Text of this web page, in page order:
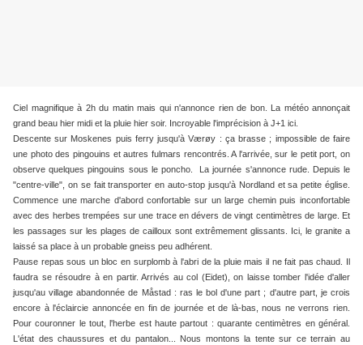
Ciel magnifique à 2h du matin mais qui n'annonce rien de bon. La météo annonçait
grand beau hier midi et la pluie hier soir. Incroyable l'imprécision à J+1 ici.
Descente sur Moskenes puis ferry jusqu'à Værøy : ça brasse ; impossible de faire
une photo des pingouins et autres fulmars rencontrés. A l'arrivée, sur le petit port, on
observe quelques pingouins sous le poncho. La journée s'annonce rude. Depuis le
"centre-ville", on se fait transporter en auto-stop jusqu'à Nordland et sa petite église.
Commence une marche d'abord confortable sur un large chemin puis inconfortable
avec des herbes trempées sur une trace en dévers de vingt centimètres de large. Et
les passages sur les plages de cailloux sont extrêmement glissants. Ici, le granite a
laissé sa place à un probable gneiss peu adhérent.
Pause repas sous un bloc en surplomb à l'abri de la pluie mais il ne fait pas chaud. Il
faudra se résoudre à en partir. Arrivés au col (Eidet), on laisse tomber l'idée d'aller
jusqu'au village abandonnée de Måstad : ras le bol d'une part ; d'autre part, je crois
encore à l'éclaircie annoncée en fin de journée et de là-bas, nous ne verrons rien.
Pour couronner le tout, l'herbe est haute partout : quarante centimètres en général.
L'état des chaussures et du pantalon... Nous montons la tente sur ce terrain au